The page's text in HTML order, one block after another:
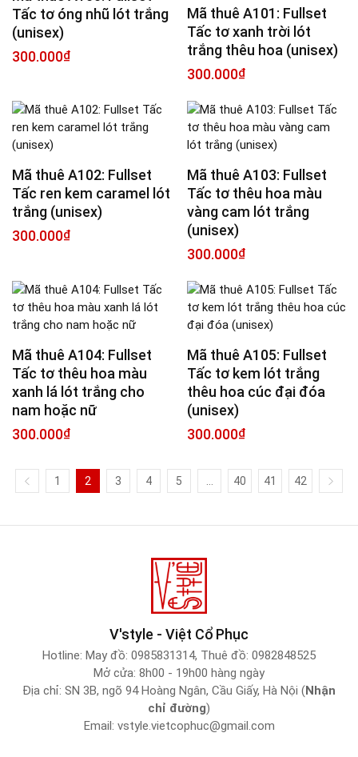
Tấc tơ óng nhũ lót trắng
(unisex)
300.000₫
Mã thuê A101: Fullset
Tấc tơ xanh trời lót
trắng thêu hoa (unisex)
300.000₫
Mã thuê A102: Fullset
Tấc ren kem caramel lót
trắng (unisex)
300.000₫
Mã thuê A103: Fullset
Tấc tơ thêu hoa màu
vàng cam lót trắng
(unisex)
300.000₫
Mã thuê A104: Fullset
Tấc tơ thêu hoa màu
xanh lá lót trắng cho
nam hoặc nữ
300.000₫
Mã thuê A105: Fullset
Tấc tơ kem lót trắng
thêu hoa cúc đại đóa
(unisex)
300.000₫
1 2 3 4 5 40 41 42
V'style - Việt Cổ Phục
Hotline: May đồ: 0985831314, Thuê đồ: 0982848525
Mở cửa: 8h00 - 19h00 hàng ngày
Địa chỉ: SN 3B, ngõ 94 Hoàng Ngân, Cầu Giấy, Hà Nội (Nhận
chỉ đường)
Email: vstyle.vietcophuc@gmail.com